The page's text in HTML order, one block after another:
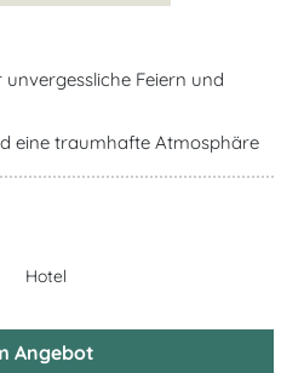
Feiern und
eine traumhafte Atmosphäre
Hotel
Angebot